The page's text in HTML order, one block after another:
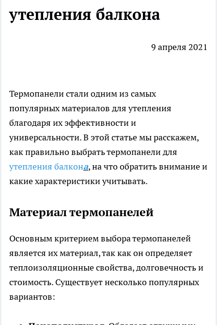
утепления балкона
9 апреля 2021
Термопанели стали одним из самых
популярных материалов для утепления
благодаря их эффективности и
универсальности. В этой статье мы расскажем,
как правильно выбрать термопанели для
утепления балкона, на что обратить внимание и
какие характеристики учитывать.
Материал термопанелей
Основным критерием выбора термопанелей
является их материал, так как он определяет
теплоизоляционные свойства, долговечность и
стоимость. Существует несколько популярных
вариантов: